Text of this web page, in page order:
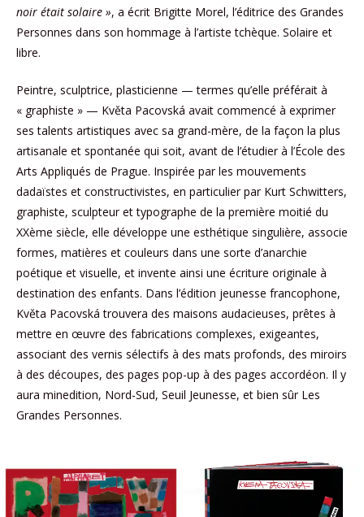
noir était solaire », a écrit Brigitte Morel, l’éditrice des Grandes
Personnes dans son hommage à l’artiste tchèque. Solaire et
libre.
Peintre, sculptrice, plasticienne — termes qu’elle préférait à
« graphiste » — Květa Pacovská avait commencé à exprimer
ses talents artistiques avec sa grand-mère, de la façon la plus
artisanale et spontanée qui soit, avant de l’étudier à l’École des
Arts Appliqués de Prague. Inspirée par les mouvements
dadaïstes et constructivistes, en particulier par Kurt Schwitters,
graphiste, sculpteur et typographe de la première moitié du
XXème siècle, elle développe une esthétique singulière, associe
formes, matières et couleurs dans une sorte d’anarchie
poétique et visuelle, et invente ainsi une écriture originale à
destination des enfants. Dans l’édition jeunesse francophone,
Květa Pacovská trouvera des maisons audacieuses, prêtes à
mettre en œuvre des fabrications complexes, exigeantes,
associant des vernis sélectifs à des mats profonds, des miroirs
à des découpes, des pages pop-up à des pages accordéon. Il y
aura minedition, Nord-Sud, Seuil Jeunesse, et bien sûr Les
Grandes Personnes.